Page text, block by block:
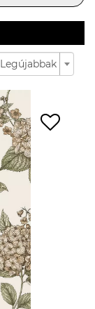
Legújabbak